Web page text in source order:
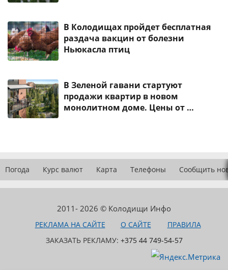
В Колодищах пройдет бесплатная
раздача вакцин от болезни
Ньюкасла птиц
В Зеленой гавани стартуют
продажи квартир в новом
монолитном доме. Цены от …
Погода Курс валют Карта Телефоны Сообщить
2011- 2026 © Колодищи Инфо
РЕКЛАМА НА САЙТЕ О САЙТЕ
ПРАВИЛА
ЗАКАЗАТЬ РЕКЛАМУ: +375 44 749-54-57